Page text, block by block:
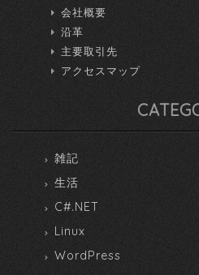
会社概要
沿革
主要取引先
アクセスマップ
雑記
生活
C#.NET
Linux
WordPress